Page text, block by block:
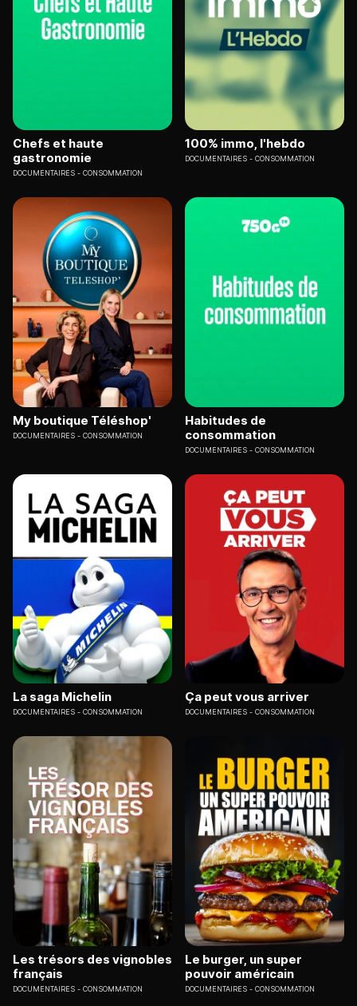
Chefs et haute
gastronomie
DOCUMENTAIRES CONSOMMATION
100% immo, l'hebdo
DOCUMENTAIRES CONSOMMATION
My boutique Téléshop'
DOCUMENTAIRES CONSOMMATION
Habitudes de
consommation
DOCUMENTAIRES CONSOMMATION
La saga Michelin
DOCUMENTAIRES CONSOMMATION
Ça peut vous arriver
DOCUMENTAIRES CONSOMMATION
Les trésors des vignobles
français
DOCUMENTAIRES CONSOMMATION
Le burger, un super
pouvoir américain
DOCUMENTAIRES CONSOMMATION